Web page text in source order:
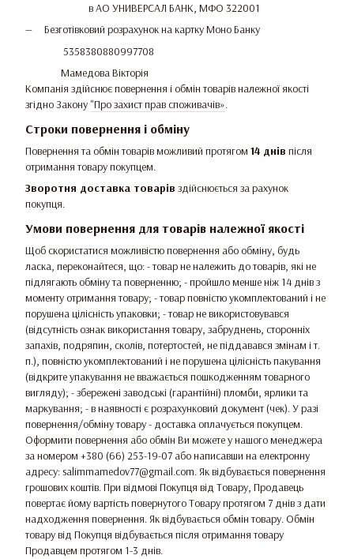
в АО УНИВЕРСАЛ БАНК, МФО 322001
Безготівковий розрахунок на картку Моно Банку
5358380880997708
Мамедова Вікторія
Компанія здійснює повернення і обмін товарів належної якості
згідно Закону "Про захист прав споживачів».
Строки повернення і обміну
Повернення та обмін товарів можливий протягом 14 днів після
отримання товару покупцем.
Зворотня доставка товарів здійснюється за рахунок
покупця.
Умови повернення для товарів належної якості
Щоб скористатися можливістю повернення або обміну, будь
ласка, переконайтеся, що: - товар не належить до товарів, які не
підлягають обміну та поверненню; - пройшло менше ніж 14 днів з
моменту отримання товару; - товар повністю укомплектований і не
порушена цілісність упаковки; - товар не використовувався
(відсутність ознак використання товару, забруднень, сторонніх
запахів, подряпин, сколів, потертостей, не піддавався змінам і т.
п.), повністю укомплектований і не порушена цілісність пакування
(відкрите упакування не вважається пошкодженням товарного
вигляду); - збережені заводські (гарантійні) пломби, ярлики та
маркування; - в наявності є розрахунковий документ (чек). У разі
повернення/обміну товару - доставка оплачується покупцем.
Оформити повернення або обмін Ви можете у нашого менеджера
за номером +380 (66) 253-19-07 або написавши на електронну
адресу: salimmamedov77@gmail.com. Як відбувається повернення
грошових коштів. При відмові Покупця від Товару, Продавець
повертає йому вартість повернутого Товару протягом 7 днів з дати
надходження повернення. Як відбувається обмін товару. Обмін
товару від Покупця відбувається після отримання товару
Продавцем протягом 1-3 днів.